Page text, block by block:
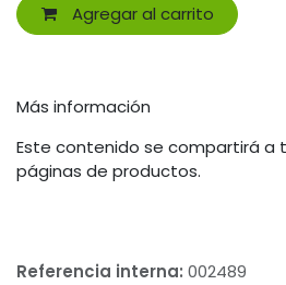
Agregar al carrito
Más información
Este contenido se compartirá a
páginas de productos.
Referencia interna: 002489